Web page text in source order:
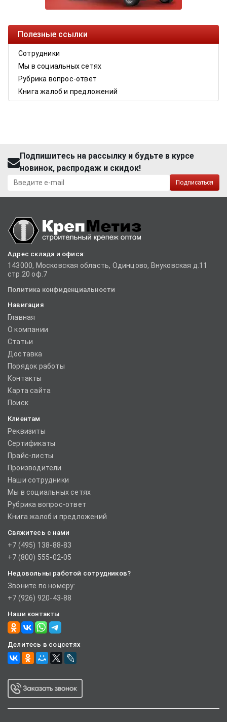
Полезные ссылки
Сотрудники
Мы в социальных сетях
Рубрика вопрос-ответ
Книга жалоб и предложений
Подпишитесь на рассылку и будьте в курсе
новинок, распродаж и скидок!
Подписаться
Адрес склада и офиса:
143000, Московская область, Одинцово, Внуковская д.11
стр.20 оф.7
Политика конфиденциальности
Навигация
Главная
О компании
Статьи
Доставка
Порядок работы
Контакты
Карта сайта
Поиск
Клиентам
Реквизиты
Сертификаты
Прайс-листы
Производители
Наши сотрудники
Мы в социальных сетях
Рубрика вопрос-ответ
Книга жалоб и предложений
Свяжитесь с нами
+7 (495) 138-88-83
+7 (800) 555-02-05
Недовольны работой сотрудников?
Звоните по номеру:
+7 (926) 920-43-88
Наши контакты
Делитесь в соцсетях